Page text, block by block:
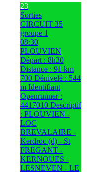
23
Sorties
CIRCUIT 35
groupe 1
08:30
PLOUVIEN
Départ : 8h30
Distance : 91 km
700 Dénivelé : 544
m Identifiant
Openrunner :
4417010 Descriptif
: PLOUVIEN -
LOC
BREVALAIRE -
Kerdroc (d) - St
FREGANT -
KERNOUES -
LESNEVEN - LE